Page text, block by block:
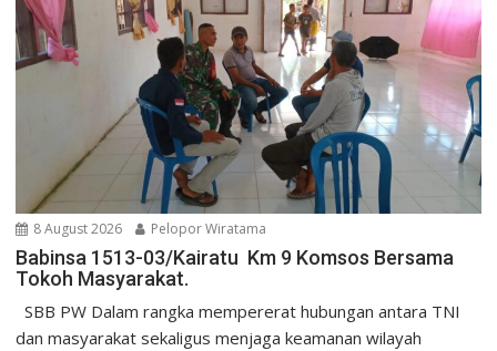
8 August 2026 Pelopor Wiratama
Babinsa 1513-03/Kairatu Km 9 Komsos Bersama
Tokoh Masyarakat.
SBB PW Dalam rangka mempererat hubungan antara TNI
dan masyarakat sekaligus menjaga keamanan wilayah